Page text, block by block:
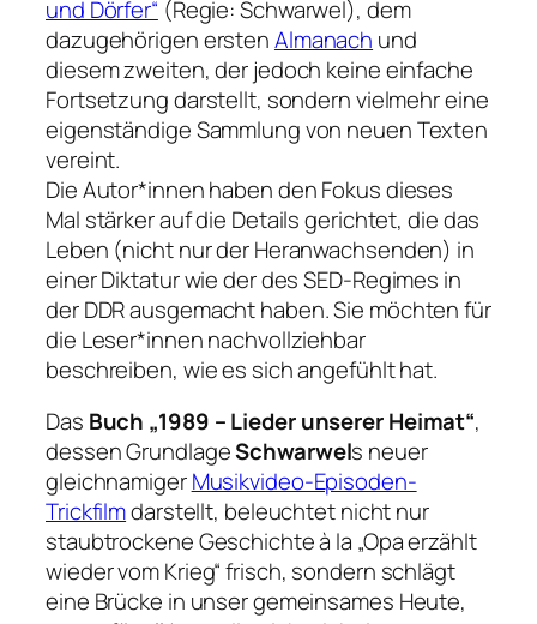
und Dörfer“ (Regie: Schwarwel), dem
dazugehörigen erstenAlmanach und
diesem zweiten, der jedoch keine einfache
Fortsetzung darstellt, sondern vielmehr eine
eigenständige Sammlung von neuen Texten
vereint.
Die Autor*innen haben den Fokus dieses
Mal stärker auf die Details gerichtet, die das
Leben (nicht nur der Heranwachsenden) in
einer Diktatur wie der des SED-Regimes in
der DDR ausgemacht haben. Sie möchten für
die Leser*innen nachvollziehbar
beschreiben, wie es sich angefühlt hat.
Das Buch „1989 – Lieder unserer Heimat“,
dessen GrundlageSchwarwels neuer
gleichnamigerMusikvideo-Episoden-
Trickfilmdarstellt, beleuchtet nicht nur
staubtrockene Geschichte à la „Opa erzählt
wieder vom Krieg“ frisch, sondern schlägt
eine Brücke in unser gemeinsames Heute,